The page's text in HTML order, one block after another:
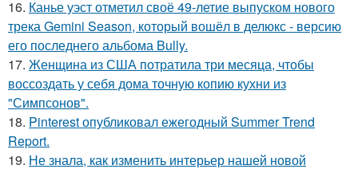
16. Канье уэст отметил своё 49-летие выпуском нового
трека Gemini Season, который вошёл в делюкс - версию
его последнего альбома Bully.
17. Женщина из США потратила три месяца, чтобы
воссоздать у себя дома точную копию кухни из
"Симпсонов".
18. Pinterest опубликовал ежегодный Summer Trend
Report.
19. Не знала, как изменить интерьер нашей новой